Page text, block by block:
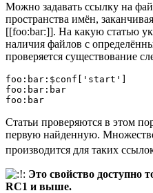
Можно задавать ссылку на
пространства имён,
[[foo:bar:]]. На какую статью
наличия файлов с
проверяется существование
foo:bar:$conf['start']
foo:bar:bar
foo:bar
Статьи проверяются в этом
первую найденную.
производится для таких
Это свойство доступно
RC1 и выше.